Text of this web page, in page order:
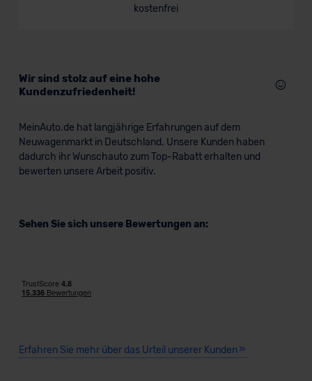
kostenfrei
Wir sind stolz auf eine hohe
Kundenzufriedenheit!
MeinAuto.de hat langjährige Erfahrungen auf dem
Neuwagenmarkt in Deutschland. Unsere Kunden haben
dadurch ihr Wunschauto zum Top-Rabatt erhalten und
bewerten unsere Arbeit positiv.
Sehen Sie sich unsere Bewertungen an:
Erfahren Sie mehr über das Urteil unserer Kunden